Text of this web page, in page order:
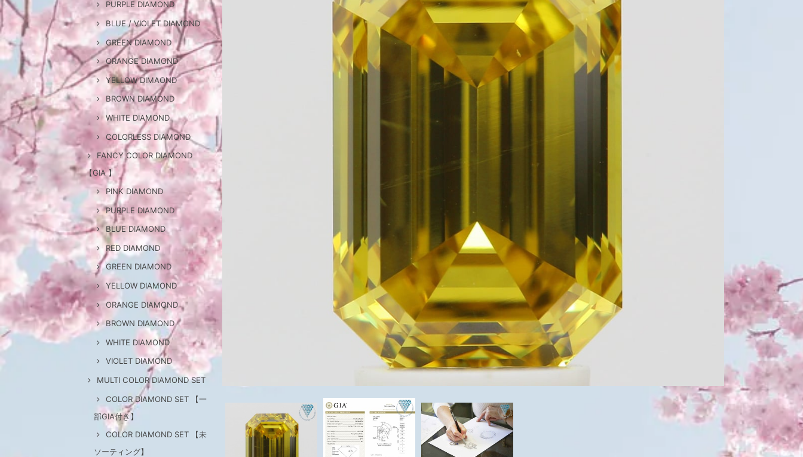
PURPLE DIAMOND
BLUE / VIOLET DIAMOND
GREEN DIAMOND
ORANGE DIAMOND
YELLOW DIMAOND
BROWN DIAMOND
WHITE DIAMOND
COLORLESS DIAMOND
FANCY COLOR DIAMOND
【GIA 】
PINK DIAMOND
PURPLE DIAMOND
BLUE DIAMOND
RED DIAMOND
GREEN DIAMOND
YELLOW DIAMOND
ORANGE DIAMOND
BROWN DIAMOND
WHITE DIAMOND
VIOLET DIAMOND
MULTI COLOR DIAMOND SET
COLOR DIAMOND SET 【一
部GIA付き】
COLOR DIAMOND SET 【未
ソーティング】